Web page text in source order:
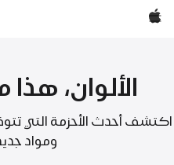
Apple‏
أحزمة
الألوان،
اكتشف أحدث الأحزمة التي
ومواد